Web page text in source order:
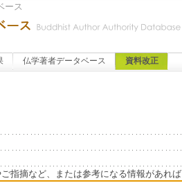
ース
仏学著者データベース 資料改正
指摘など、または参考になる情報があれ